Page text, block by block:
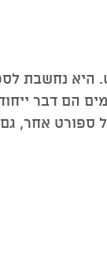
נחשבת
הם דבר
ספורט אחר,